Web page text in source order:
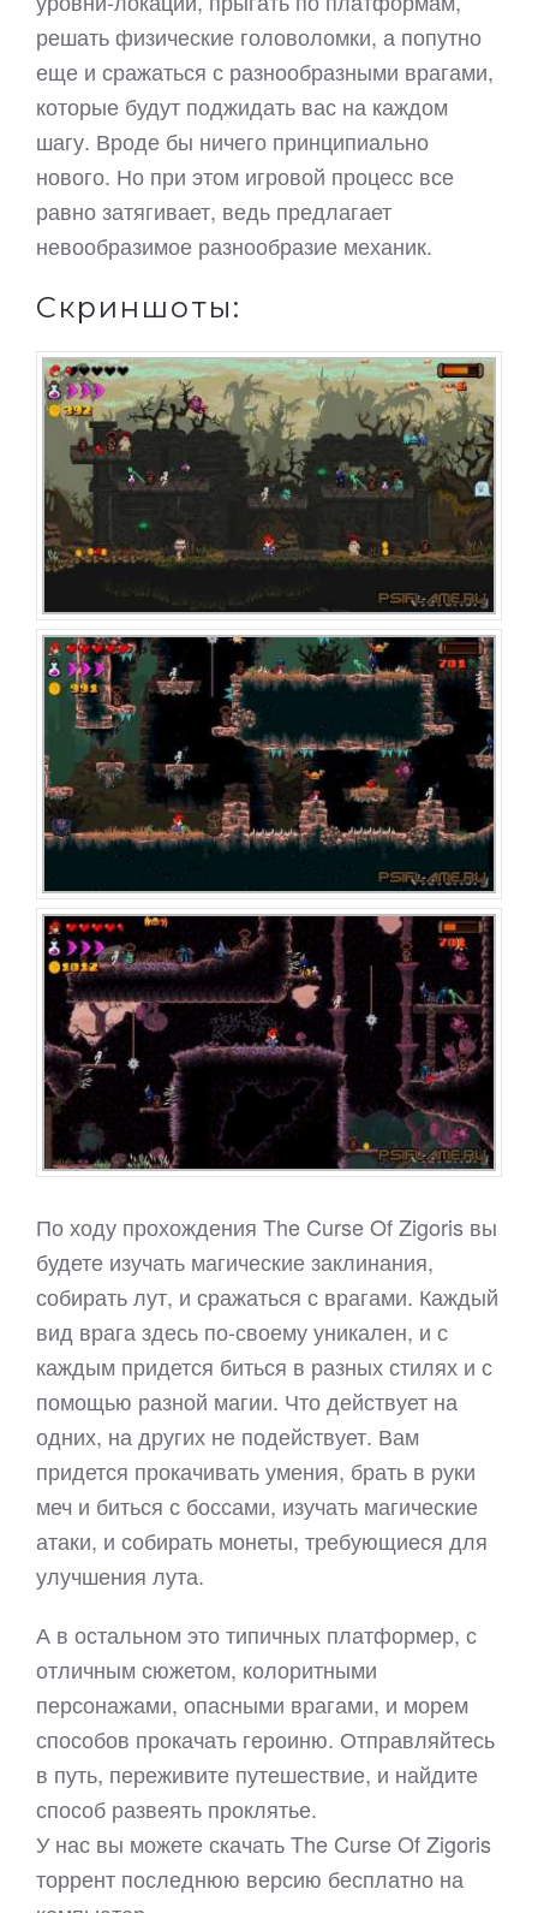
решать физические головоломки, а попутно
еще и сражаться с разнообразными врагами,
которые будут поджидать вас на каждом
шагу. Вроде бы ничего принципиально
нового. Но при этом игровой процесс все
равно затягивает, ведь предлагает
невообразимое разнообразие механик.
Скриншоты:
По ходу прохождения The Curse Of Zigoris вы
будете изучать магические заклинания,
собирать лут, и сражаться с врагами. Каждый
вид врага здесь по-своему уникален, и с
каждым придется биться в разных стилях и с
помощью разной магии. Что действует на
одних, на других не подействует. Вам
придется прокачивать умения, брать в руки
меч и биться с боссами, изучать магические
атаки, и собирать монеты, требующиеся для
улучшения лута.
А в остальном это типичных платформер, с
отличным сюжетом, колоритными
персонажами, опасными врагами, и морем
способов прокачать героиню. Отправляйтесь
в путь, переживите путешествие, и найдите
способ развеять проклятье.
У нас вы можете скачать The Curse Of Zigoris
торрент последнюю версию бесплатно на